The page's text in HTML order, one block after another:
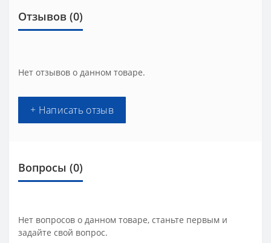
Отзывов (0)
Нет отзывов о данном товаре.
+ Написать отзыв
Вопросы (0)
Нет вопросов о данном товаре, станьте первым и
задайте свой вопрос.